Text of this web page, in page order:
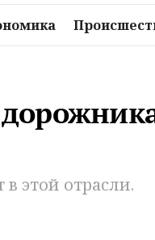
этой отрасли.